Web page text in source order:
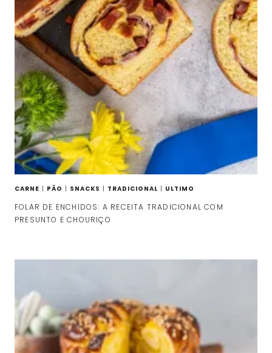
CARNE | PÃO | SNACKS | TRADICIONAL | ULTIMO
FOLAR DE ENCHIDOS: A RECEITA TRADICIONAL COM
PRESUNTO E CHOURIÇO